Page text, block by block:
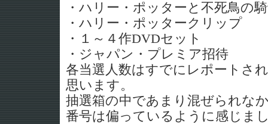
・ハリー・ポッターと不死鳥の
・ハリー・ポッタークリップ
・１～４作DVDセット
・ジャパン・プレミア招待
各当選人数はすでにレポートさ
思います。
抽選箱の中であまり混ぜられな
番号は偏っているように感じま